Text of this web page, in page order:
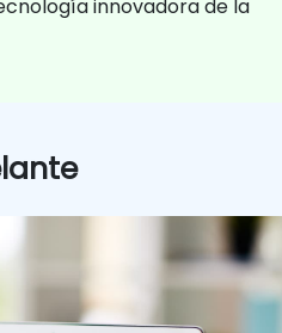
innovadora de la